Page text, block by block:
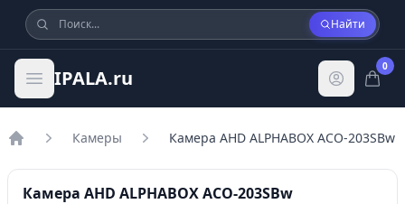
Найти
IPALA.ru
0
Камеры Камера AHD ALPHABOX ACO-203SBw
Камера AHD ALPHABOX ACO-203SBw